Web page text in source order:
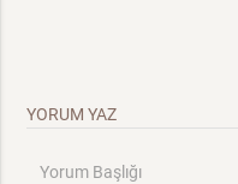
YORUM YAZ
Yorum Başlığı